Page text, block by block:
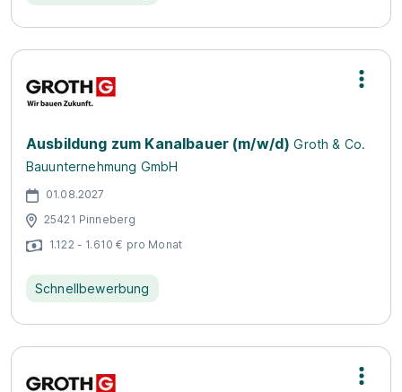
Ausbildung zum Kanalbauer (m/w/d) Groth & Co.
Bauunternehmung GmbH
01.08.2027
25421 Pinneberg
1.122 - 1.610 € pro Monat
Schnellbewerbung